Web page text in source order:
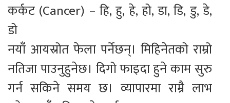
कर्कट (Cancer) – हि, हु, हे, हो, डा, डि, डु, डे,
डो
नयाँ आयस्रोत फेला पर्नेछन्। मिहिनेतको राम्रो
नतिजा पाउनुहुनेछ। दिगो फाइदा हुने काम सुरु
गर्न सकिने समय छ। व्यापारमा राम्रै लाभ